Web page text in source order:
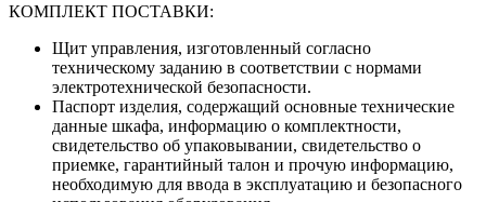
КОМПЛЕКТ ПОСТАВКИ:
Щит управления, изготовленный согласно
техническому заданию в соответствии с нормами
электротехнической безопасности.
Паспорт изделия, содержащий основные технические
данные шкафа, информацию о комплектности,
свидетельство об упаковывании, свидетельство о
приемке, гарантийный талон и прочую информацию,
необходимую для ввода в эксплуатацию и безопасного